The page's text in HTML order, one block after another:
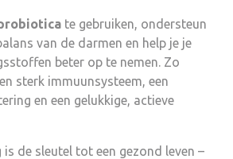
te gebruiken, ondersteun
van de darmen en help je je
beter op te nemen. Zo
sterk immuunsysteem, een
en een gelukkige, actieve
is de sleutel tot een gezond leven –